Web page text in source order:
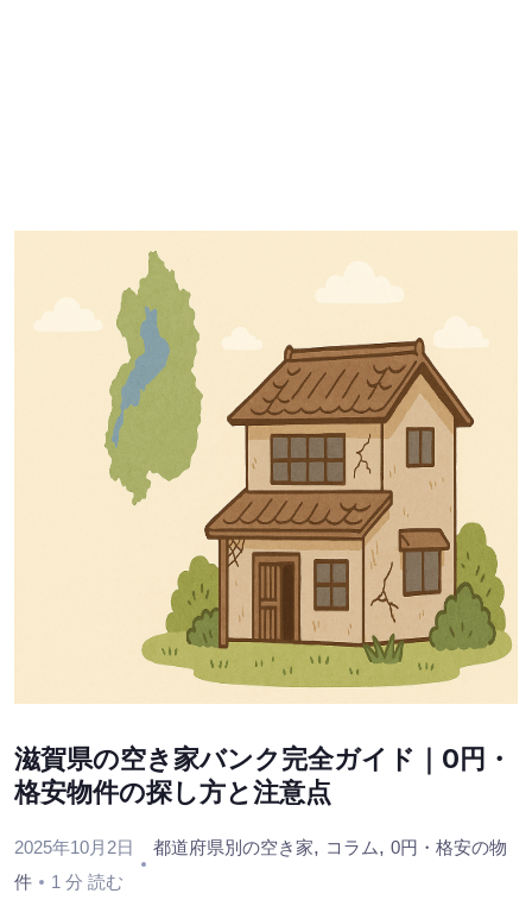
滋賀県の空き家バンク完全ガイド｜0円・
格安物件の探し方と注意点
2025年10月2日 都道府県別の空き家, コラム, 0円・格安の物
件
1 分 読む